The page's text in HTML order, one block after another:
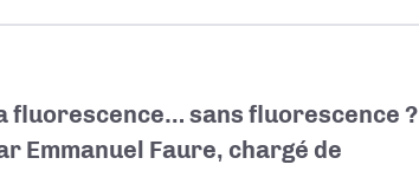
fluorescence… sans fluorescence ?
Emmanuel Faure, chargé de